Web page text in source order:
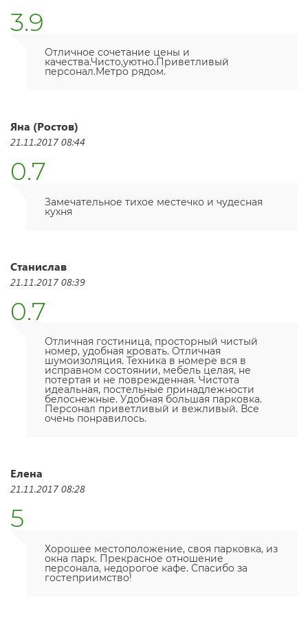
3.9
Отличное сочетание цены и
качества.Чисто,уютно.Приветливый
персонал.Метро рядом.
Яна (Ростов)
21.11.2017 08:44
0.7
Замечательное тихое местечко и чудесная
кухня
Станислав
21.11.2017 08:39
0.7
Отличная гостиница, просторный чистый
номер, удобная кровать. Отличная
шумоизоляция. Техника в номере вся в
исправном состоянии, мебель целая, не
потертая и не поврежденная. Чистота
идеальная, постельные принадлежности
белоснежные. Удобная большая парковка.
Персонал приветливый и вежливый. Все
очень понравилось.
Елена
21.11.2017 08:28
5
Хорошее местоположение, своя парковка, из
окна парк. Прекрасное отношение
персонала, недорогое кафе. Спасибо за
гостеприимство!